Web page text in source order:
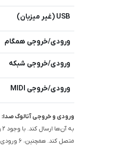
USB (غیر میزبان)
ورودی/خروجی همگام
ورودی/خروجی شبکه
ورودی/خروجی MIDI
ورودی و خروجی آنالوگ صدا: